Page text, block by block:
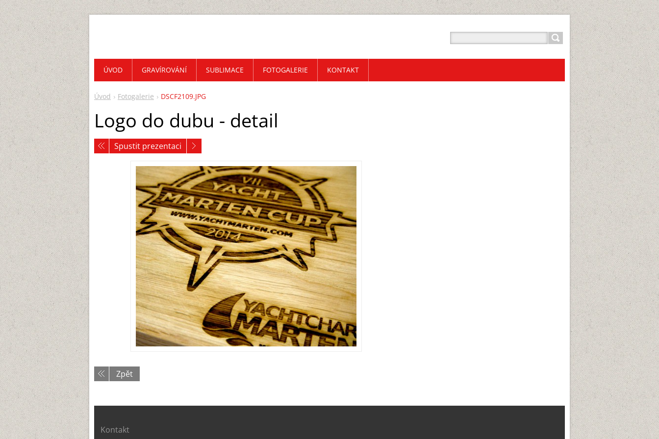
Úvod Fotogalerie DSCF2109.JPG
Logo do dubu - detail
Spustit prezentaci
Zpět
ÚVOD GRAVÍROVÁNÍ SUBLIMACE FOTOGALERIE KONTAKT
Kontakt